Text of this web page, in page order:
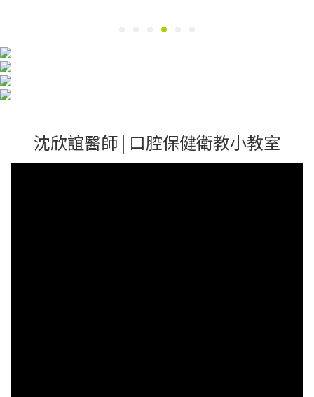
沈欣誼醫師 | 口腔保健衛教小教室